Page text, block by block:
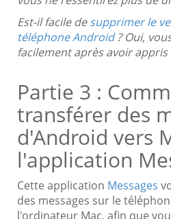
Est-il facile desupprimer le
téléphone Android? Oui,
facilement après avoir appris
Partie 3 :
transférer des
d'Android vers
l'application
Cette application Messages
des messages sur le
l'ordinateur Mac, afin que